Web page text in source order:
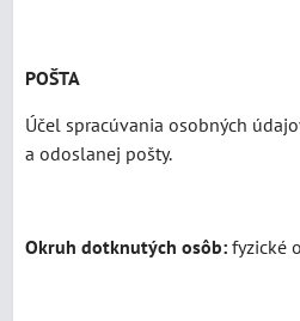
POŠTA
Účel spracúvania osobných
a odoslanej pošty.
Okruh dotknutých osôb: fyzické